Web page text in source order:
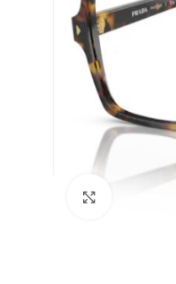
KUNDENSERVICE
HELP CENTER
+49 (0) 7353 988 767
service@glassesshop.eu
Kontakt-Formular